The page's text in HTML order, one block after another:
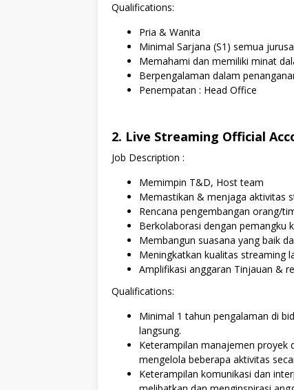
Qualifications:
Pria & Wanita
Minimal Sarjana (S1) semua
Memahami dan memiliki minat
Berpengalaman dalam
Penempatan : Head Office
2. Live Streaming Official
Job Description :
Memimpin T&D, Host team
Memastikan & menjaga aktivitas
Rencana pengembangan orang/
Berkolaborasi dengan pemangku
Membangun suasana yang baik
Meningkatkan kualitas streaming
Amplifikasi anggaran Tinjauan &
Qualifications:
Minimal 1 tahun pengalaman di
langsung.
Keterampilan manajemen proyek
mengelola beberapa aktivitas
Keterampilan komunikasi dan